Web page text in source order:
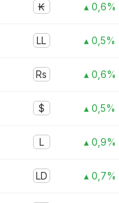
₭ ▴ 0,6%
LL ▴ 0,5%
Rs ▴ 0,6%
$ ▴ 0,5%
L ▴ 0,9%
LD ▴ 0,7%